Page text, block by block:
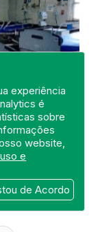
experiência
é
sobre
website,
e
de Acordo